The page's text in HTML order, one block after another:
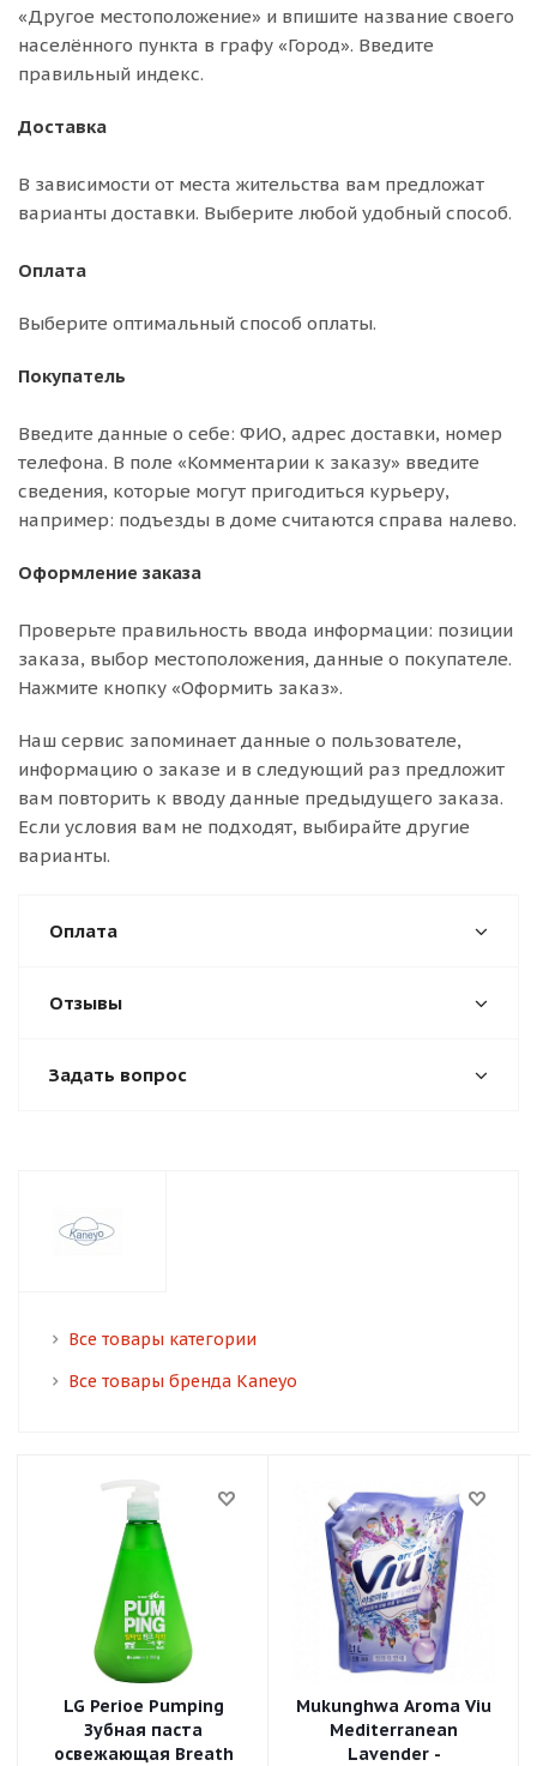
«Другое местоположение» и впишите название своего
населённого пункта в графу «Город». Введите
правильный индекс.
Доставка
В зависимости от места жительства вам предложат
варианты доставки. Выберите любой удобный способ.
Оплата
Выберите оптимальный способ оплаты.
Покупатель
Введите данные о себе: ФИО, адрес доставки, номер
телефона. В поле «Комментарии к заказу» введите
сведения, которые могут пригодиться курьеру,
например: подъезды в доме считаются справа налево.
Оформление заказа
Проверьте правильность ввода информации: позиции
заказа, выбор местоположения, данные о покупателе.
Нажмите кнопку «Оформить заказ».
Наш сервис запоминает данные о пользователе,
информацию о заказе и в следующий раз предложит
вам повторить к вводу данные предыдущего заказа.
Если условия вам не подходят, выбирайте другие
варианты.
Оплата
Отзывы
Задать вопрос
Все товары категории
Все товары бренда Kaneyo
LG Perioe Pumping
Зубная паста
освежающая Breath
Mukunghwa Aroma Viu
Mediterranean
Lavender -